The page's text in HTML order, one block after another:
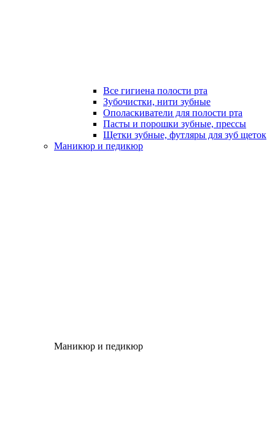
Все гигиена полости рта
Зубочистки, нити зубные
Ополаскиватели для полости рта
Пасты и порошки зубные, прессы
Щетки зубные, футляры для зуб щеток
Маникюр и педикюр
Маникюр и педикюр